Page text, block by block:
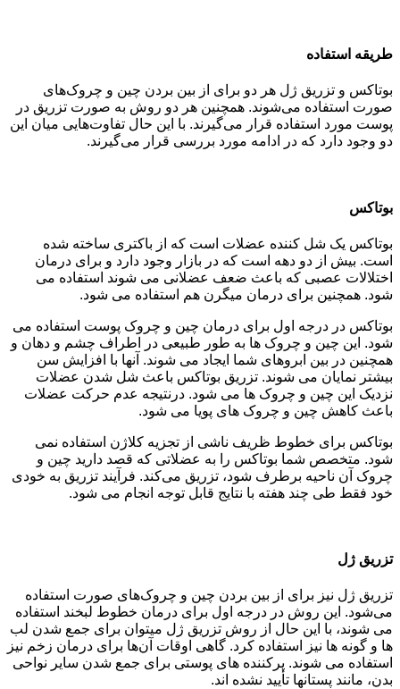
طریقه استفاده
بوتاکس و تزریق ژل هر دو برای از بین بردن چین و چروک‌های
صورت استفاده می‌شوند. همچنین هر دو روش به صورت تزریق در
پوست مورد استفاده قرار می‌گیرند. با این حال تفاوت‌هایی میان این
دو وجود دارد که در ادامه مورد بررسی قرار می‌گیرند.
بوتاکس
بوتاکس یک شل کننده عضلات است که از باکتری ساخته شده
است. بیش از دو دهه است که در بازار وجود دارد و برای درمان
اختلالات عصبی که باعث ضعف عضلانی می شوند استفاده می
شود. همچنین برای درمان میگرن هم استفاده می شود.
بوتاکس در درجه اول برای درمان چین و چروک پوست استفاده می
شود. این چین و چروک ها به طور طبیعی در اطراف چشم و دهان و
همچنین در بین ابروهای شما ایجاد می شوند. آنها با افزایش سن
بیشتر نمایان می شوند. تزریق بوتاکس باعث شل شدن عضلات
نزدیک این چین و چروک ها می شود. درنتیجه عدم حرکت عضلات
باعث کاهش چین و چروک های پویا می شود.
بوتاکس برای خطوط ظریف ناشی از تجزیه کلاژن استفاده نمی
شود. متخصص شما بوتاکس را به عضلاتی که قصد دارید چین و
چروک آن ناحیه برطرف شود، تزریق می‌کند. فرآیند تزریق به خودی
خود فقط طی چند هفته با نتایج قابل توجه انجام می شود.
تزریق ژل
تزریق ژل نیز برای از بین بردن چین و چروک‌های صورت استفاده
می‌شود. این روش در درجه اول برای درمان خطوط لبخند استفاده
می شوند، با این حال از روش تزریق ژل میتوان برای جمع شدن لب
ها و گونه ها نیز استفاده کرد. گاهی اوقات آن‌ها برای درمان زخم نیز
استفاده می شوند. پرکننده های پوستی برای جمع شدن سایر نواحی
بدن، مانند پستانها تأیید نشده اند.